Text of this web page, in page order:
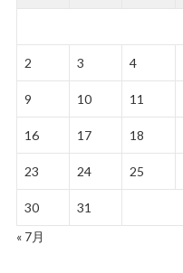
2 3 4
9 10 11
16 17 18
23 24 25
30
31
« 7月